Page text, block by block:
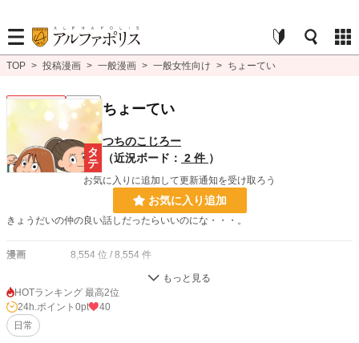
TOP > 投稿漫画 > 一般漫画 > 一般女性向け > ちょーてい
一般女性向け 連載中 ちょーてい
つちのこじろー
（近況ボード： 2 件 ）
お気に入りに追加して更新通知を受け取ろう
お気に入り追加
きょうだいの仲の良い話しだったらいいのにな・・・。
漫画 8,554 位 / 8,554 件
お気に入り 1
24h.ポイント
HOTランキング 最高2位
24h.ポイント 0pt
40
日常